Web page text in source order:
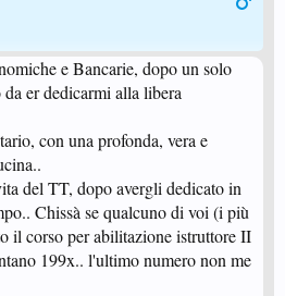
e Bancarie, dopo un solo
er dedicarmi alla libera
con una profonda, vera e
del TT, dopo avergli dedicato in
Chissà se qualcuno di voi (i più
il corso per abilitazione istruttore II
199x.. l'ultimo numero non me